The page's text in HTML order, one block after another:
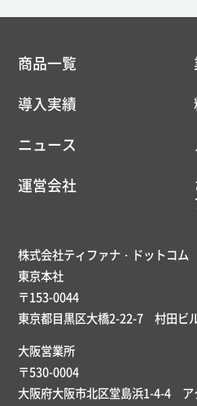
商品一覧
導入実績
ニュース
運営会社
株式会社ティファナ・ドットコム
東京本社
〒153-0044
東京都目黒区大橋2-22-7 村田ビ
大阪営業所
〒530-0004
大阪府大阪市北区堂島浜1-4-4 ア